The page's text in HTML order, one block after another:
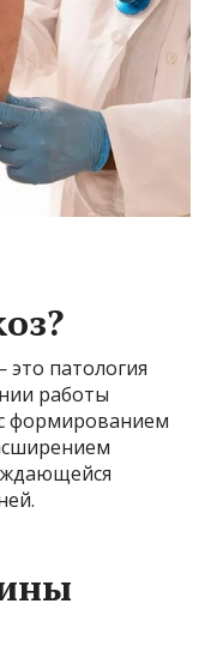
патология
работы
формированием